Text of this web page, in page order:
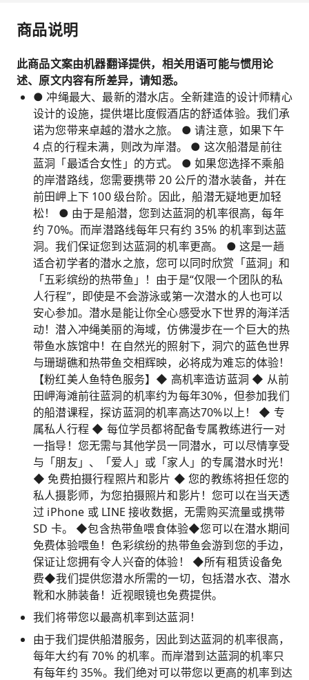
商品说明
此商品文案由机器翻译提供，相关用语可能与惯用论
述、原文内容有所差异，请知悉。
● 冲绳最大、最新的潜水店。全新建造的设计师精心
设计的设施，提供堪比度假酒店的舒适体验。我们承
诺为您带来卓越的潜水之旅。 ● 请注意，如果下午
4 点的行程未满，则改为岸潜。 ● 这次船潜是前往
蓝洞「最适合女性」的方式。 ● 如果您选择不乘船
的岸潜路线，您需要携带 20 公斤的潜水装备，并在
前田岬上下 100 级台阶。因此，船潜无疑地更加轻
松！ ● 由于是船潜，您到达蓝洞的机率很高，每年
约 70%。而岸潜路线每年只有约 35% 的机率到达蓝
洞。我们保证您到达蓝洞的机率更高。 ● 这是一趟
适合初学者的潜水之旅，您可以同时欣赏「蓝洞」和
「五彩缤纷的热带鱼」！由于是“仅限一个团队的私
人行程”，即使是不会游泳或第一次潜水的人也可以
安心参加。潜水是能让你全心感受水下世界的海洋活
动！潜入冲绳美丽的海域，仿佛漫步在一个巨大的热
带鱼水族馆中！在自然光的照射下，洞穴的蓝色世界
与珊瑚礁和热带鱼交相辉映，必将成为难忘的体验！
【粉红美人鱼特色服务】◆ 高机率造访蓝洞 ◆ 从前
田岬海滩前往蓝洞的机率约为每年30%，但参加我们
的船潜课程，探访蓝洞的机率高达70%以上！ ◆ 专
属私人行程 ◆ 每位学员都将配备专属教练进行一对
一指导！您无需与其他学员一同潜水，可以尽情享受
与「朋友」、「爱人」或「家人」的专属潜水时光！
◆ 免费拍摄行程照片和影片 ◆ 您的教练将担任您的
私人摄影师，为您拍摄照片和影片！您可以在当天透
过 iPhone 或 LINE 接收数据，无需购买流量或携带
SD 卡。 ◆包含热带鱼喂食体验◆您可以在潜水期间
免费体验喂鱼！色彩缤纷的热带鱼会游到您的手边，
保证让您拥有令人兴奋的体验！ ◆所有租赁设备免
费◆我们提供您潜水所需的一切，包括潜水衣、潜水
靴和水肺装备！近视眼镜也免费提供。
我们将带您以最高机率到达蓝洞！
由于我们提供船潜服务，因此到达蓝洞的机率很高，
每年大约有 70% 的机率。而岸潜到达蓝洞的机率只
有每年约 35%。我们绝对可以带您以更高的机率到达